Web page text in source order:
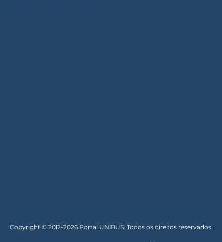
Copyright © 2012-2026 Portal UNIBUS. Todos os direitos reservados.